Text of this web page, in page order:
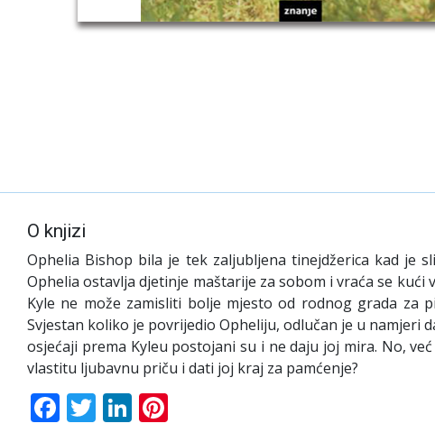
O knjizi
Ophelia Bishop bila je tek zaljubljena tinejdžerica kad je
Ophelia ostavlja djetinje maštarije za sobom i vraća se
Kyle ne može zamisliti bolje mjesto od rodnog grada za
Svjestan koliko je povrijedio Opheliju, odlučan je u namjeri
osjećaji prema Kyleu postojani su i ne daju joj mira. No,
vlastitu ljubavnu priču i dati joj kraj za pamćenje?
Facebook
TwitterLinkedIn